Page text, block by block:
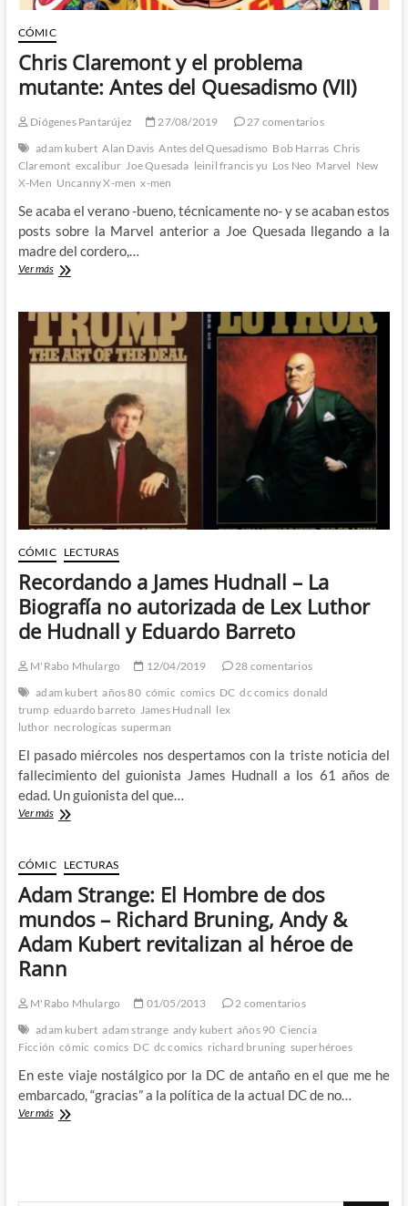
Mutantes
que
puedo
disfrutar
CÓMIC
Chris Claremont y el problema
mutante: Antes del Quesadismo (VII)
Diógenes Pantarújez 27/08/2019
27 comentarios
adam kubert Alan Davis Antes del Quesadismo Bob Harras Chris
Claremont excalibur Joe Quesada leinil francis yu Los Neo Marvel New
X-Men Uncanny X-men x-men
Se acaba el verano -bueno, técnicamente no- y se acaban estos
posts sobre la Marvel anterior a Joe Quesada llegando a la
madre del cordero,…
Ver másChris
el
problema
mutante:
Antes
del
Quesadismo
(VII)
CÓMIC LECTURAS
Recordando a James Hudnall – La
Biografía no autorizada de Lex Luthor
de Hudnall y Eduardo Barreto
M'Rabo Mhulargo 12/04/2019
28 comentarios
adam kubert años 80 cómic comics DC dc comics donald
trump eduardo barreto James Hudnall lex
luthor necrologicas superman
El pasado miércoles nos despertamos con la triste noticia del
fallecimiento del guionista James Hudnall a los 61 años de
edad. Un guionista del que…
Ver másRecordando
Hudnall
–
La
Biografía
no
autorizada
Lex
de
Hudnall
Barreto
CÓMIC LECTURAS
Adam Strange: El Hombre de dos
mundos – Richard Bruning, Andy &
Adam Kubert revitalizan al héroe de
Rann
M'Rabo Mhulargo 01/05/2013
2 comentarios
adam kubert adam strange andy kubert años 90 Ciencia
Ficción cómic comics DC dc comics richard bruning superhéroes
En este viaje nostálgico por la DC de antaño en el que me he
embarcado, “gracias” a la política de la actual DC de no…
Ver másAdam